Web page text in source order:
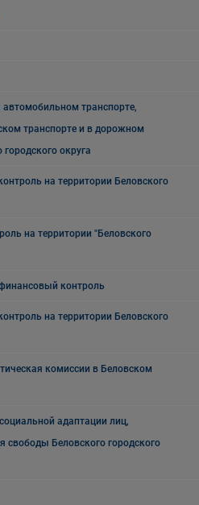
транспорте,
транспорте и в дорожном
округа
на территории Беловского
на территории "Беловского
контроль
на территории Беловского
комиссии в Беловском
адаптации лиц,
свободы Беловского городского